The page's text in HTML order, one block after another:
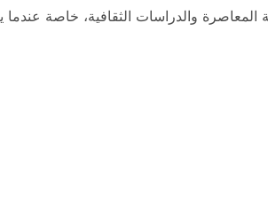
والدراسات الثقافية، خاصة